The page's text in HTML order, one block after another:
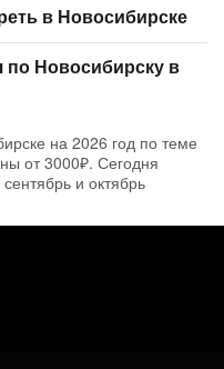
в Новосибирске
по Новосибирску в
на 2026 год по теме
от 3000₽. Сегодня
и октябрь